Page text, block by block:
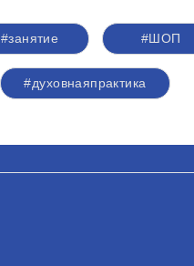
#занятие #ШОП
#духовнаяпрактика